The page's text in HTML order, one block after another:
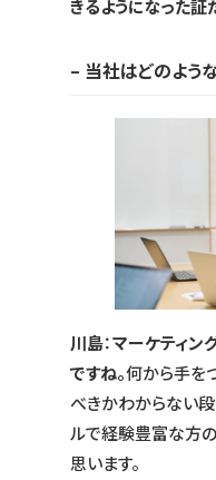
きるようになった証
– 当社はどのよう
川島：マーケティン
ですね。何から手を
べきかわからない
ルで経験豊富な方
思います。